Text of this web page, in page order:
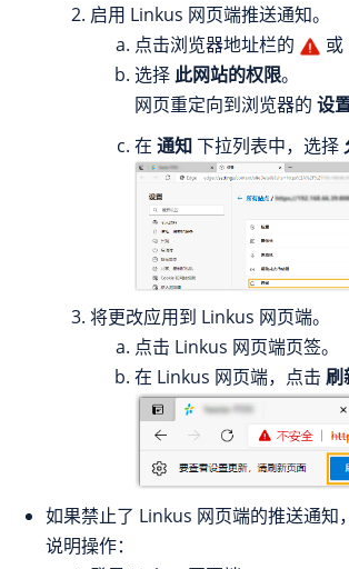
启用 Linkus 网页端推送通知。
点击浏览器地址栏的
或
选择此网站的权限。
网页重定向到浏览器的 设
在 通知下拉列表中，选择
将更改应用到 Linkus 网页端。
点击 Linkus 网页端页签。
在 Linkus 网页端，点击 刷
如果禁止了 Linkus 网页端的推送通知
说明操作：